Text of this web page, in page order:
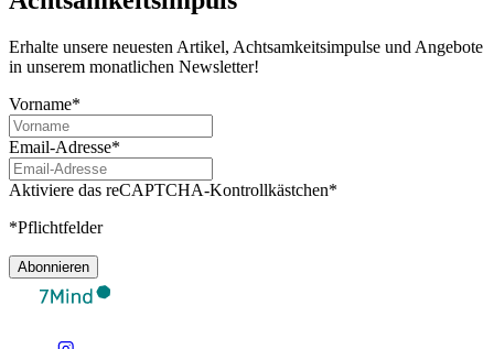
Erhalte unsere neuesten Artikel, Achtsamkeitsimpulse und Angebote
in unserem monatlichen Newsletter!
Vorname*
Email-Adresse*
Aktiviere das reCAPTCHA-Kontrollkästchen*
*Pflichtfelder
Abonnieren